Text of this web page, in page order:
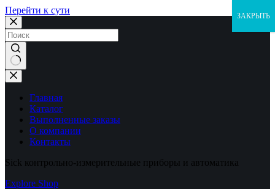
Перейти к сути
Ничего
не
найденоГлавная
Каталог
Выполненные заказы
О компании
Контакты
Sick контрольно-измерительные приборы и автоматика
Explore Shop
ЗАКРЫТЬ